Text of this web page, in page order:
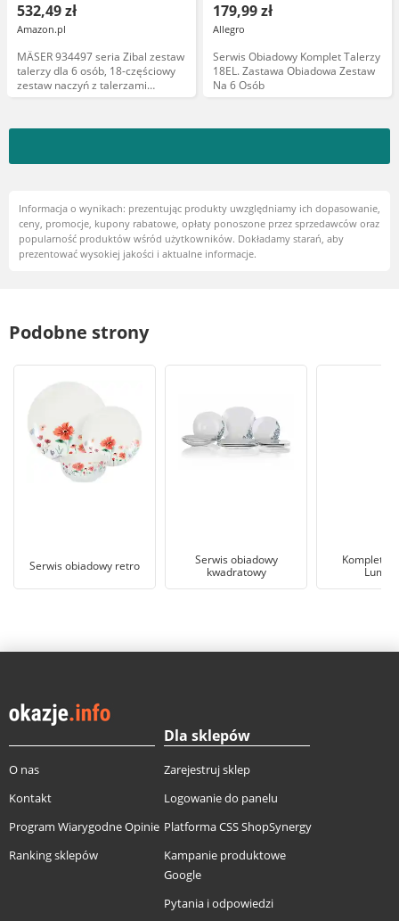
532,49 zł
Amazon.pl
MÄSER 934497 seria Zibal zestaw
talerzy dla 6 osób, 18-częściowy
zestaw naczyń z talerzami
obiadowymi, talerzami do zupy,
wzór kwiatowy, porcelana, kolor
179,99 zł
Allegro
Serwis Obiadowy Komplet Talerzy
18EL. Zastawa Obiadowa Zestaw
Na 6 Osób
Informacja o wynikach: prezentując produkty uwzględniamy ich dopasowanie,
ceny, promocje, kupony rabatowe, opłaty ponoszone przez sprzedawców oraz
popularność produktów wśród użytkowników. Dokładamy starań, aby
prezentować wysokiej jakości i aktualne informacje.
Podobne strony
Serwis obiadowy retro
Serwis obiadowy
kwadratowy
Komplet
O nas
Kontakt
Program Wiarygodne Opinie
Ranking sklepów
Dla sklepów
Zarejestruj sklep
Logowanie do panelu
Platforma CSS ShopSynergy
Kampanie produktowe
Google
Pytania i odpowiedzi